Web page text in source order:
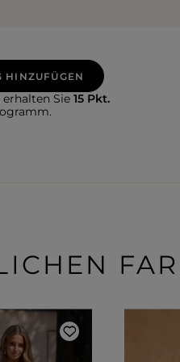
HINZUFÜGEN
Sie 15 Pkt.